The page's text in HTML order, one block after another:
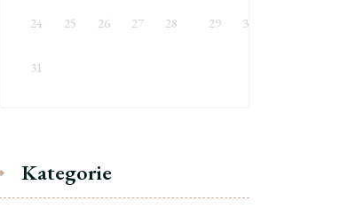
24 25 26 27 28 29 30
31
Kategorie